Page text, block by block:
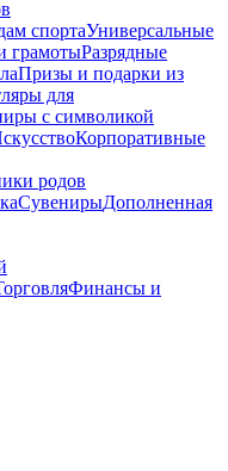
спортаУниверсальные
грамотыРазрядные
Призы и подарки из
для
с символикой
Корпоративные
родов
СувенирыДополненная
Финансы и